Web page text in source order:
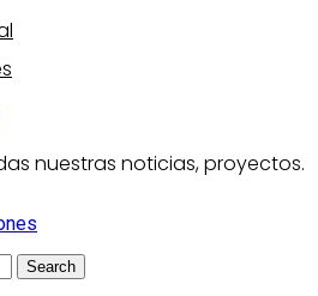
nuestras noticias, proyectos.
Search